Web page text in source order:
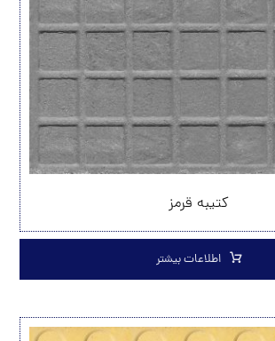
کتیبه قرمز
اطلاعات بیشتر